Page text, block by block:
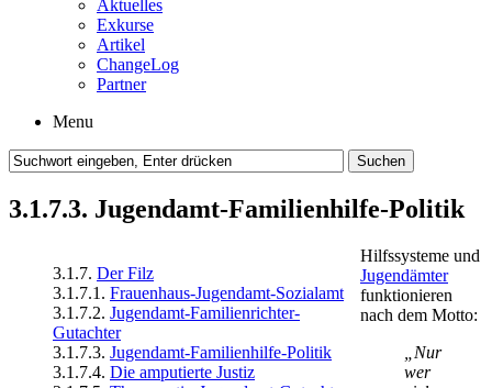
Aktuelles
Exkurse
Artikel
ChangeLog
Partner
Menu
3.1.7.3. Jugendamt-Familienhilfe-Politik
3.1.7. Der Filz
3.1.7.1. Frauenhaus-Jugendamt-Sozialamt
3.1.7.2. Jugendamt-Familienrichter-
Gutachter
3.1.7.3. Jugendamt-Familienhilfe-Politik
3.1.7.4. Die amputierte Justiz
Hilfssysteme und
Jugendämter
funktionieren
nach dem Motto:
„Nur
wer